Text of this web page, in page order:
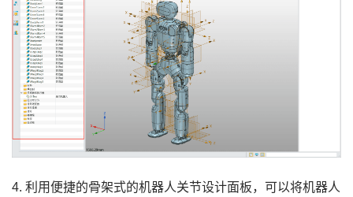
4. 利用便捷的骨架式的机器人关节设计面板，可以将机器人